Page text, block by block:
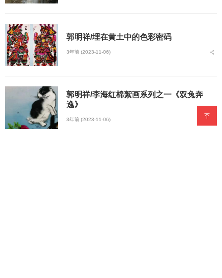
郭明祥/埋在黄土中的色彩密码
3年前 (2023-11-06)
郭明祥/李海红棉絮画系列之一《双兔奔
逸》
3年前 (2023-11-06)